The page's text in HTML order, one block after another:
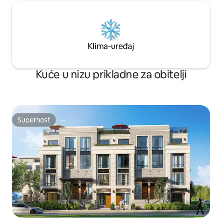
Klima-uređaj
Kuće u nizu prikladne za obitelji
Superhost
Superhost